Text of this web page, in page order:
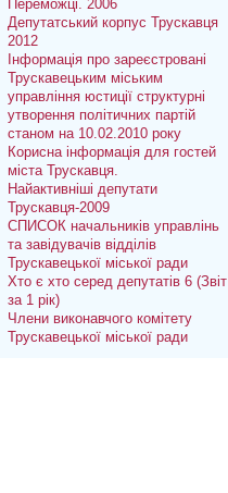
Переможці. 2006
Депутатський корпус Трускавця
2012
Інформація про зареєстровані
Трускавецьким міським
управління юстиції структурні
утворення політичних партій
станом на 10.02.2010 року
Корисна інформація для гостей
міста Трускавця.
Найактивніші депутати
Трускавця-2009
СПИСОК начальників управлінь
та завідувачів відділів
Трускавецької міської ради
Хто є хто серед депутатів 6 (Звіт
за 1 рік)
Члени виконавчого комітету
Трускавецької міської ради